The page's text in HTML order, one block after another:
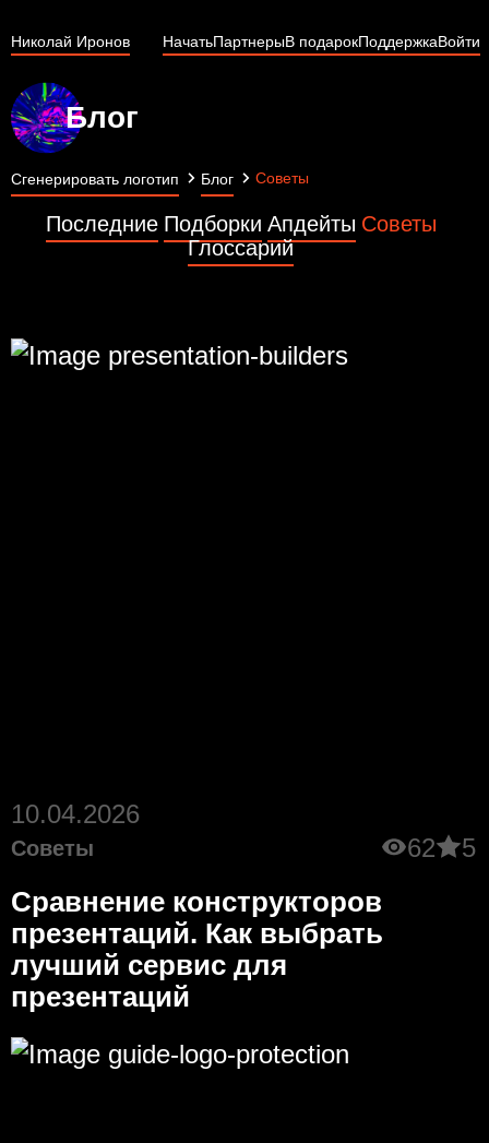
Николай Иронов НачатьПартнерыВ подарокПоддержкаВойти
Блог
Сгенерировать логотип Блог Советы
Последние Подборки Апдейты Советы
Глоссарий
10.04.2026
Советы 62 5
Сравнение конструкторов
презентаций. Как выбрать
лучший сервис для
презентаций